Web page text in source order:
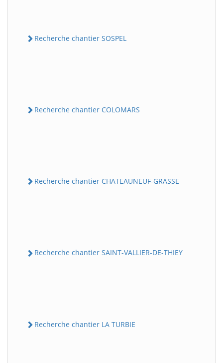
Recherche chantier SOSPEL
Recherche chantier COLOMARS
Recherche chantier CHATEAUNEUF-GRASSE
Recherche chantier SAINT-VALLIER-DE-THIEY
Recherche chantier LA TURBIE